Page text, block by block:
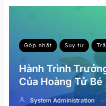
Góp nhặt Suy tư
Hành Trình
Của Hoàng Tử Bé
System Administration